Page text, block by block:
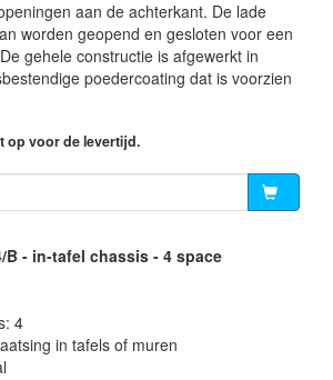
aan de achterkant. De lade
worden geopend en gesloten voor een
gehele constructie is afgewerkt in
poedercoating dat is voorzien
op voor de levertijd.
B - in-tafel chassis - 4 space
4
in tafels of muren